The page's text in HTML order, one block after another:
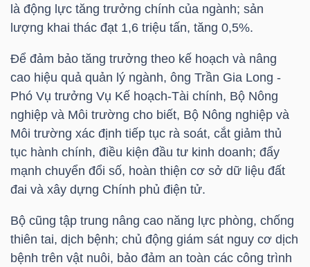
là động lực tăng trưởng chính của ngành; sản
lượng khai thác đạt 1,6 triệu tấn, tăng 0,5%.
Để đảm bảo tăng trưởng theo kế hoạch và nâng
cao hiệu quả quản lý ngành, ông Trần Gia Long -
Phó Vụ trưởng Vụ Kế hoạch-Tài chính, Bộ Nông
nghiệp và Môi trường cho biết, Bộ Nông nghiệp và
Môi trường xác định tiếp tục rà soát, cắt giảm thủ
tục hành chính, điều kiện đầu tư kinh doanh; đẩy
mạnh chuyển đổi số, hoàn thiện cơ sở dữ liệu đất
đai và xây dựng Chính phủ điện tử.
Bộ cũng tập trung nâng cao năng lực phòng, chống
thiên tai, dịch bệnh; chủ động giám sát nguy cơ dịch
bệnh trên vật nuôi, bảo đảm an toàn các công trình
LIỆU
CÔNG
NGHIỆP
TIÊU
DÙNG
KHÔNG
THIẾT